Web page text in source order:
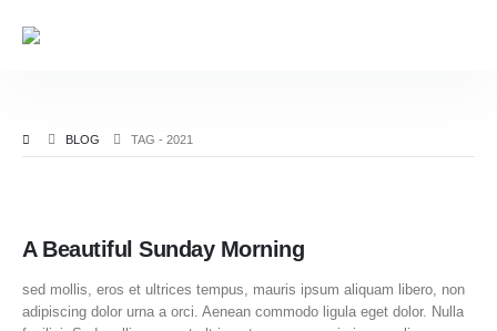
BLOG TAG -2021
A Beautiful Sunday Morning
sed mollis, eros et ultrices tempus, mauris ipsum aliquam libero, non
adipiscing dolor urna a orci. Aenean commodo ligula eget dolor. Nulla